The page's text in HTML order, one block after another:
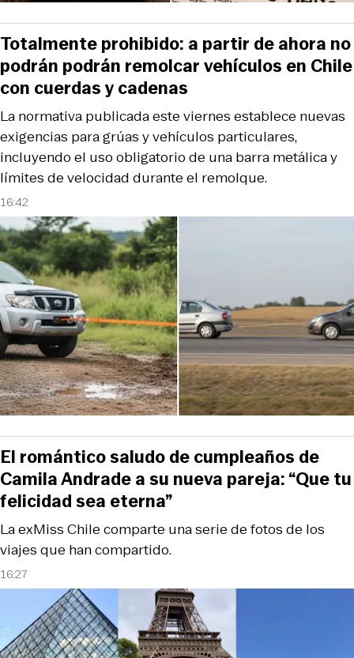
16:42
La normativa publicada este viernes establece nuevas
exigencias para grúas y vehículos particulares,
incluyendo el uso obligatorio de una barra metálica y
límites de velocidad durante el remolque.
Totalmente prohibido: a partir de ahora no
podrán podrán remolcar vehículos en Chile
con cuerdas y cadenas
16:27
La exMiss Chile comparte una serie de fotos de los
viajes que han compartido.
El romántico saludo de cumpleaños de
Camila Andrade a su nueva pareja: “Que tu
felicidad sea eterna”